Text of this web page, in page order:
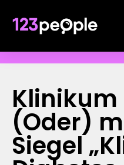
(Oder)
Siegel